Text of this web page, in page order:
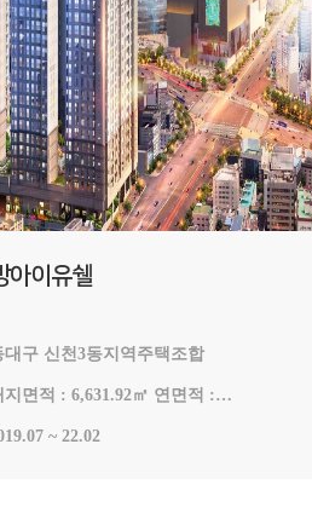
아이유쉘
대구 신천3동지역주택조합
지면적 : 6,631.92㎡ 연면적 :
하 5층 ~ 지상 24층(아파트 4개동,
~ 22.02